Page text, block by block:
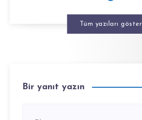
Tüm yazıları göster
Bir yanıt yazın